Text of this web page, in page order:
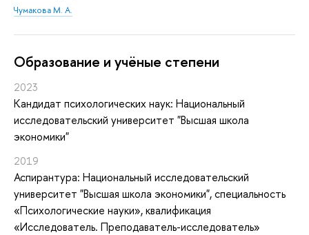
Чумакова М. А.
Oбразование и учёные степени
2023
Кандидат психологических наук: Национальный
исследовательский университет "Высшая школа
экономики"
2019
Аспирантура: Национальный исследовательский
университет "Высшая школа экономики", специальность
«Психологические науки», квалификация
«Исследователь. Преподаватель-исследователь»